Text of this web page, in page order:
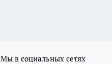
Мы в социальных сетях